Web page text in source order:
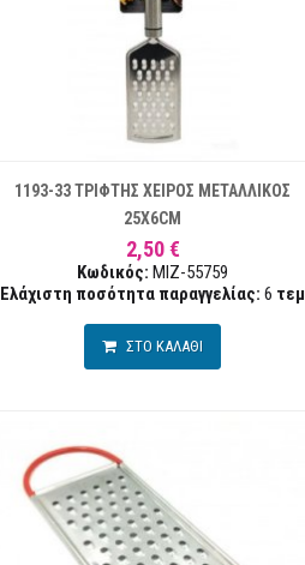
1193-33 ΤΡΙΦΤΗΣ ΧΕΙΡΟΣ ΜΕΤΑΛΛΙΚΟΣ
25X6CM
2,50 €
Κωδικός: MIZ-55759
Ελάχιστη ποσότητα παραγγελίας: 6 τεμ
ΣΤΟ ΚΑΛΑΘΙ